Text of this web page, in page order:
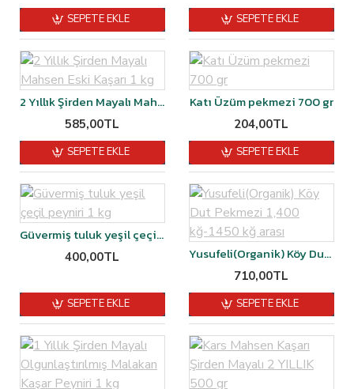
SEPETE EKLE SEPETE EKLE
2 Yıllık Şirden Mayalı Mahsen Eski Kaşarı 1 kg
585,00TL
SEPETE EKLE
Katı Üzüm pekmezi 700 gr
204,00TL
SEPETE EKLE
Güvermiş tuluk yeşil çeçil peyniri 1 kg
400,00TL
SEPETE EKLE
Yusufeli(Organik) Köy Dut Pekmezi 1,400 kğ-1450 kğ arası
710,00TL
SEPETE EKLE